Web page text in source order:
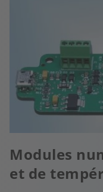
Modules
et de